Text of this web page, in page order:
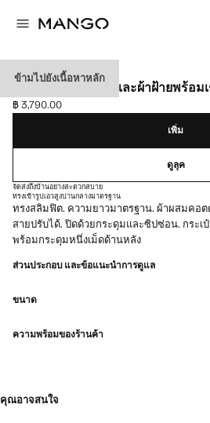
ข้ามไปยังเนื้อหาหลัก
กางเกงผ้าผสมลินินและผ้าฝ้ายพร้อม
ราคาปัจจุบัน [฿ 3,790.00 ]
฿ 3,790.00
เลือกสี
เพิ่ม
ดูลุค
จัดส่งถึงบ้านอย่างสะดวกสบาย
ทรงเข้ารูปเอวสูงปานกลางมาตรฐาน
ทรงสลิมฟิต. ความยาวมาตรฐาน. ผ้าผสมคอต
สายปรับได้. ปิดด้วยกระดุมและซิปซ่อน. กระเป๋
พร้อมกระดุมหนึ่งเม็ดด้านหลัง
ส่วนประกอบ และข้อแนะนำการดูแล
ขนาด
ความพร้อมของร้านค้า
คุณอาจสนใจ